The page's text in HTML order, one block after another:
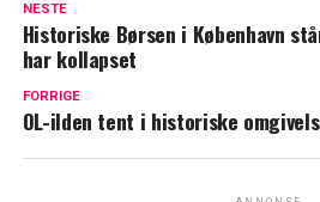
NESTE
Historiske Børsen i København
har kollapset
FORRIGE
OL-ilden tent i historiske